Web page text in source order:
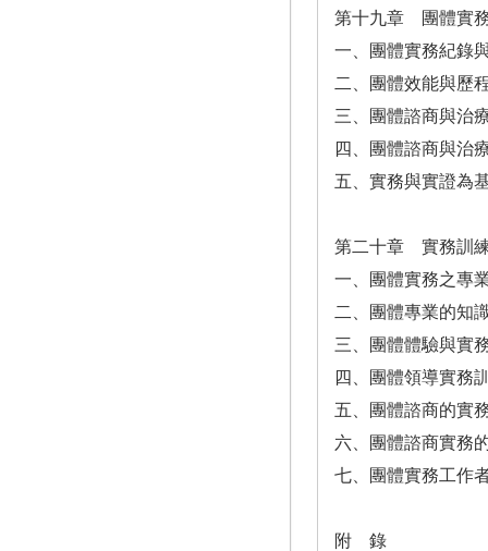
第十九章 團體實
一、團體實務紀錄
二、團體效能與歷
三、團體諮商與治
四、團體諮商與治
五、實務與實證為
第二十章 實務訓
一、團體實務之專
二、團體專業的知
三、團體體驗與實
四、團體領導實務
五、團體諮商的實
六、團體諮商實務
七、團體實務工作
附 錄